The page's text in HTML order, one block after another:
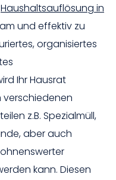
Haushaltsauflösung in
und effektiv zu
organisiertes
Ihr Hausrat
z.B. Spezialmüll,
aber auch
kann. Diesen